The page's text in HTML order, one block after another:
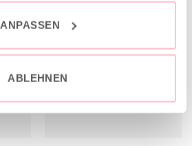
ANPASSEN
ABLEHNEN